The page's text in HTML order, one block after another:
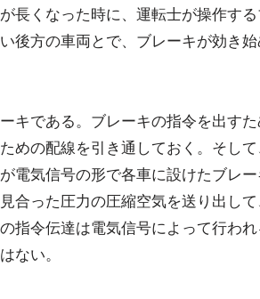
長くなった時に、運転士が操作す
後方の車両とで、ブレーキが効き
キである。ブレーキの指令を出す
めの配線を引き通しておく。そし
電気信号の形で各車に設けたブレ
合った圧力の圧縮空気を送り出し
指令伝達は電気信号によって行わ
ない。